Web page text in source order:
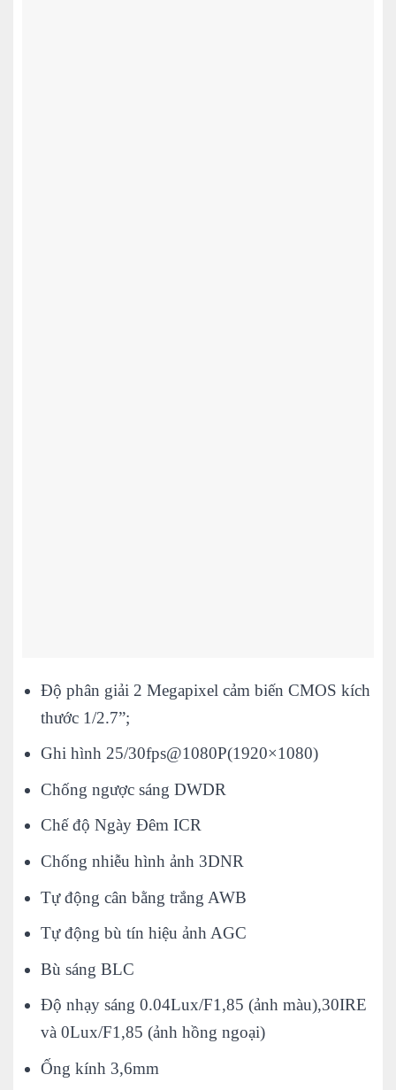
Độ phân giải 2 Megapixel cảm biến CMOS kích
thước 1/2.7”;
Ghi hình 25/30fps@1080P(1920×1080)
Chống ngược sáng DWDR
Chế độ Ngày Đêm ICR
Chống nhiễu hình ảnh 3DNR
Tự động cân bằng trắng AWB
Tự động bù tín hiệu ảnh AGC
Bù sáng BLC
Độ nhạy sáng 0.04Lux/F1,85 (ảnh màu),30IRE
và 0Lux/F1,85 (ảnh hồng ngoại)
Ống kính 3,6mm